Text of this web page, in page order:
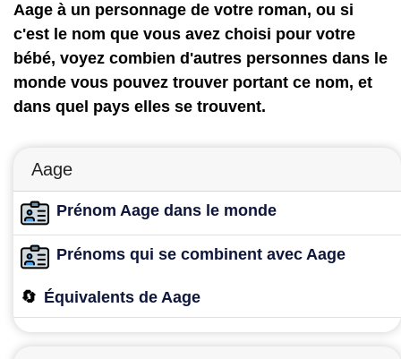
Aage à un personnage de votre roman, ou si
c'est le nom que vous avez choisi pour votre
bébé, voyez combien d'autres personnes dans le
monde vous pouvez trouver portant ce nom, et
dans quel pays elles se trouvent.
Aage
Prénom Aage dans le monde
Prénoms qui se combinent avec Aage
🔄 Équivalents de Aage